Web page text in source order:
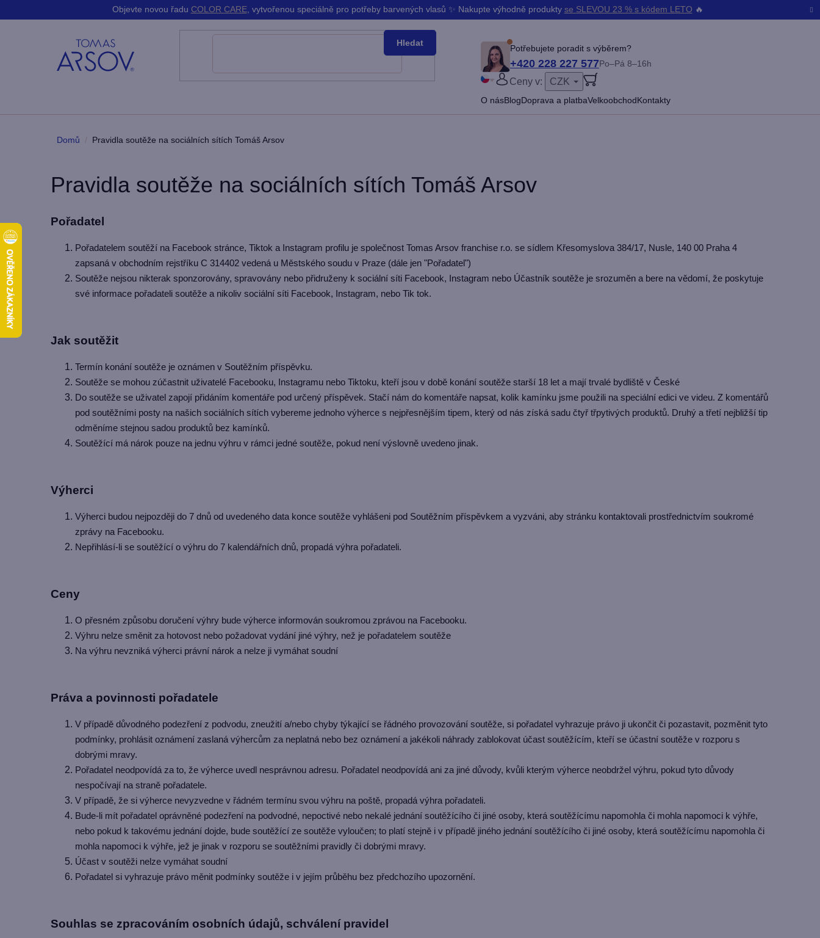
na
Objevte novou řadu COLOR CARE, vytvořenou speciálně pro potřeby barvených vlasů ✨ Nakupte výhodně produkty se SLEVOU 23 % s kódem LETO 🔥
Potřebujete poradit s výběrem?
+420 228 227 577Po–Pá 8–16h
Slovenčina
Bŭlgarski
PŘIHLÁŠENÍ
Ceny v: CZK
O násBlogDoprava a platbaVelkoobchodKontakty
Hledat
Domů / Pravidla soutěže na sociálních sítích Tomáš Arsov
Pravidla soutěže na sociálních sítích Tomáš Arsov
Pořadatel
Pořadatelem soutěží na Facebook stránce, Tiktok a Instagram profilu je společnost Tomas Arsov franchise r.o. se sídlem Křesomyslova 384/17, Nusle, 140 00 Praha 4
zapsaná v obchodním rejstříku C 314402 vedená u Městského soudu v Praze (dále jen "Pořadatel")
Soutěže nejsou nikterak sponzorovány, spravovány nebo přidruženy k sociální síti Facebook, Instagram nebo Účastník soutěže je srozuměn a bere na vědomí, že poskytuje
své informace pořadateli soutěže a nikoliv sociální síti Facebook, Instagram, nebo Tik tok.
Jak soutěžit
Termín konání soutěže je oznámen v Soutěžním příspěvku.
Soutěže se mohou zúčastnit uživatelé Facebooku, Instagramu nebo Tiktoku, kteří jsou v době konání soutěže starší 18 let a mají trvalé bydliště v České
Do soutěže se uživatel zapojí přidáním komentáře pod určený příspěvek. Stačí nám do komentáře napsat, kolik kamínku jsme použili na speciální edici ve videu. Z komentářů
pod soutěžními posty na našich sociálních sítích vybereme jednoho výherce s nejpřesnějším tipem, který od nás získá sadu čtyř třpytivých produktů. Druhý a třetí nejbližší tip
odměníme stejnou sadou produktů bez kamínků.
Soutěžící má nárok pouze na jednu výhru v rámci jedné soutěže, pokud není výslovně uvedeno jinak.
Výherci
Výherci budou nejpozději do 7 dnů od uvedeného data konce soutěže vyhlášeni pod Soutěžním příspěvkem a vyzváni, aby stránku kontaktovali prostřednictvím soukromé
zprávy na Facebooku.
Nepřihlásí-li se soutěžící o výhru do 7 kalendářních dnů, propadá výhra pořadateli.
Ceny
O přesném způsobu doručení výhry bude výherce informován soukromou zprávou na Facebooku.
Výhru nelze směnit za hotovost nebo požadovat vydání jiné výhry, než je pořadatelem soutěže
Na výhru nevzniká výherci právní nárok a nelze ji vymáhat soudní
Práva a povinnosti pořadatele
V případě důvodného podezření z podvodu, zneužití a/nebo chyby týkající se řádného provozování soutěže, si pořadatel vyhrazuje právo ji ukončit či pozastavit, pozměnit tyto
podmínky, prohlásit oznámení zaslaná výhercům za neplatná nebo bez oznámení a jakékoli náhrady zablokovat účast soutěžícím, kteří se účastní soutěže v rozporu s
dobrými mravy.
Pořadatel neodpovídá za to, že výherce uvedl nesprávnou adresu. Pořadatel neodpovídá ani za jiné důvody, kvůli kterým výherce neobdržel výhru, pokud tyto důvody
nespočívají na straně pořadatele.
V případě, že si výherce nevyzvedne v řádném termínu svou výhru na poště, propadá výhra pořadateli.
Bude-li mít pořadatel oprávněné podezření na podvodné, nepoctivé nebo nekalé jednání soutěžícího či jiné osoby, která soutěžícímu napomohla či mohla napomoci k výhře,
nebo pokud k takovému jednání dojde, bude soutěžící ze soutěže vyloučen; to platí stejně i v případě jiného jednání soutěžícího či jiné osoby, která soutěžícímu napomohla či
mohla napomoci k výhře, jež je jinak v rozporu se soutěžními pravidly či dobrými mravy.
Účast v soutěži nelze vymáhat soudní
Pořadatel si vyhrazuje právo měnit podmínky soutěže i v jejím průběhu bez předchozího upozornění.
Souhlas se zpracováním osobních údajů, schválení pravidel
Zpětdo
Zpětdo